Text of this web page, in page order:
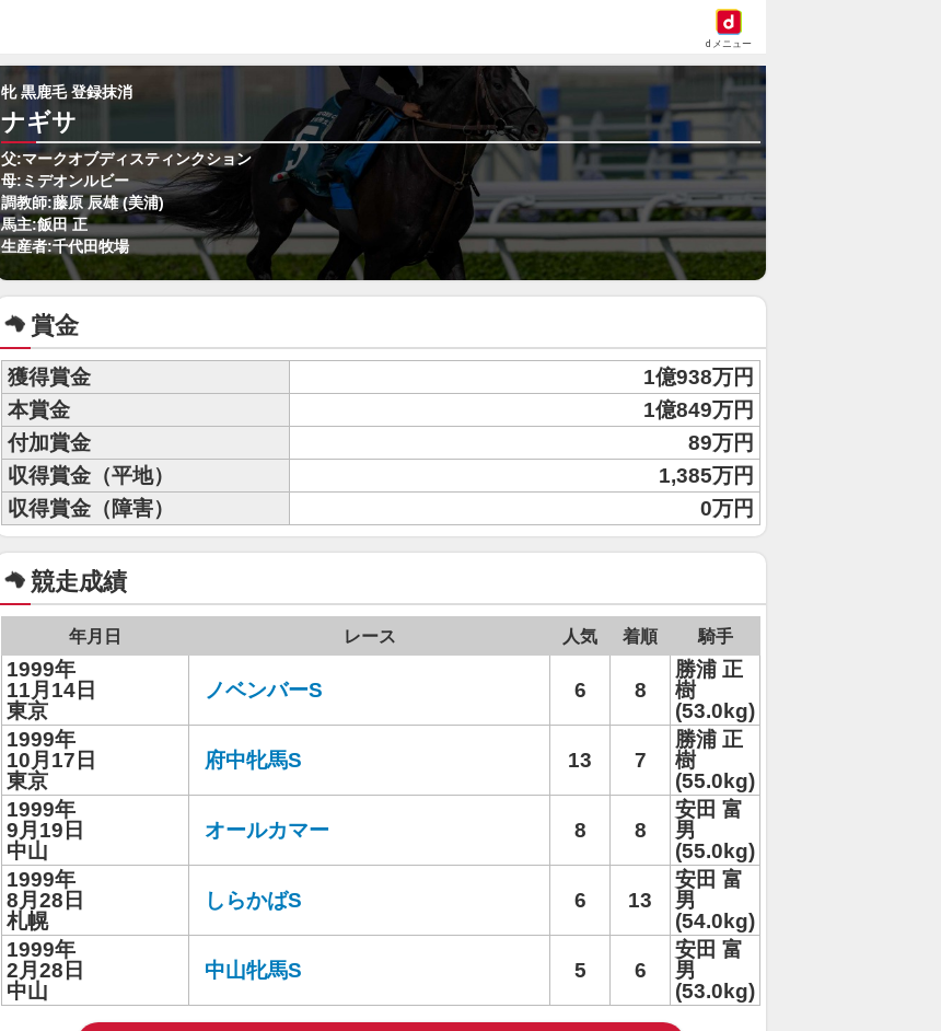
dメニュー
牝 黒鹿毛 登録抹消
ナギサ
父:マークオブディスティンクション
母:ミデオンルビー
調教師:藤原 辰雄 (美浦)
馬主:飯田 正
生産者:千代田牧場
賞金
獲得賞金
1億938万円
本賞金
1億849万円
付加賞金
89万円
収得賞金（平地）
1,385万円
収得賞金（障害）
0万円
競走成績
年月日 レース 人気 着順 騎手
1999年
11月14日
東京
ノベンバーS 6 8
勝浦 正
樹
(53.0kg)
1999年
10月17日
東京
府中牝馬S 13 7
勝浦 正
樹
(55.0kg)
1999年
9月19日
中山
オールカマー 8 8
安田 富
男
(55.0kg)
1999年
8月28日
札幌
しらかばS 6 13
安田 富
男
(54.0kg)
1999年
2月28日
中山
中山牝馬S 5 6
安田 富
男
(53.0kg)